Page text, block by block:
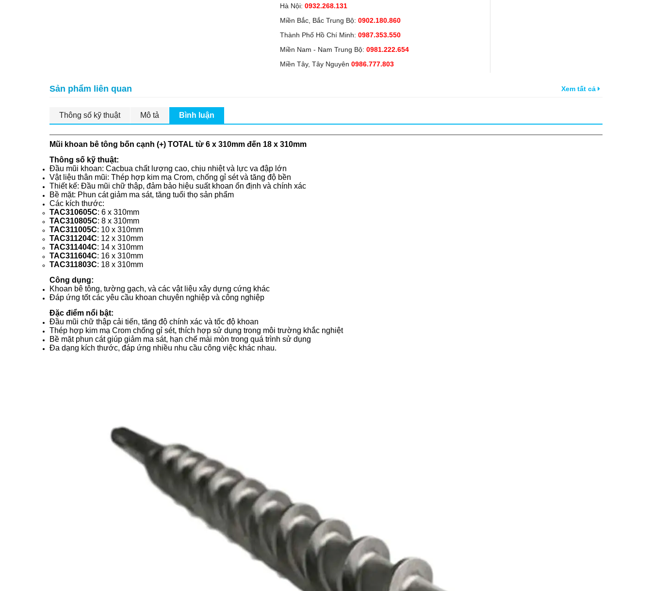
Hà Nội: 0932.268.131
Miền Bắc, Bắc Trung Bộ: 0902.180.860
Thành Phố Hồ Chí Minh: 0987.353.550
Miền Nam - Nam Trung Bộ: 0981.222.654
Miền Tây, Tây Nguyên 0986.777.803
Sản phẩm liên quan Xem tất cả
Thông số kỹ thuật Mô tả Bình luận
Mũi khoan bê tông bốn cạnh (+) TOTAL từ 6 x 310mm đến 18 x 310mm
Thông số kỹ thuật:
Đầu mũi khoan: Cacbua chất lượng cao, chịu nhiệt và lực va đập lớn
Vật liệu thân mũi: Thép hợp kim mạ Crom, chống gỉ sét và tăng độ bền
Thiết kế: Đầu mũi chữ thập, đảm bảo hiệu suất khoan ổn định và chính xác
Bề mặt: Phun cát giảm ma sát, tăng tuổi thọ sản phẩm
Các kích thước:
TAC310605C: 6 x 310mm
TAC310805C: 8 x 310mm
TAC311005C: 10 x 310mm
TAC311204C: 12 x 310mm
TAC311404C: 14 x 310mm
TAC311604C: 16 x 310mm
TAC311803C: 18 x 310mm
Công dụng:
Khoan bê tông, tường gạch, và các vật liệu xây dựng cứng khác
Đáp ứng tốt các yêu cầu khoan chuyên nghiệp và công nghiệp
Đặc điểm nổi bật:
Đầu mũi chữ thập cải tiến, tăng độ chính xác và tốc độ khoan
Thép hợp kim mạ Crom chống gỉ sét, thích hợp sử dụng trong môi trường khắc nghiệt
Bề mặt phun cát giúp giảm ma sát, hạn chế mài mòn trong quá trình sử dụng
Đa dạng kích thước, đáp ứng nhiều nhu cầu công việc khác nhau.